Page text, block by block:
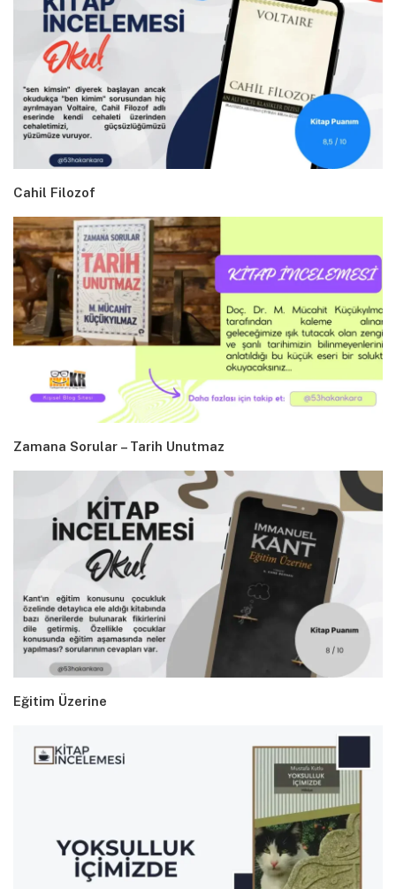
Cahil Filozof
Zamana Sorular – Tarih Unutmaz
Eğitim Üzerine